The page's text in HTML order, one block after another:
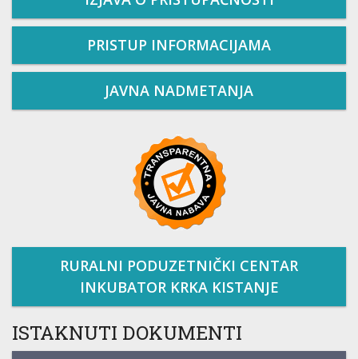
PRISTUP INFORMACIJAMA
JAVNA NADMETANJA
RURALNI PODUZETNIČKI CENTAR
INKUBATOR KRKA KISTANJE
ISTAKNUTI DOKUMENTI